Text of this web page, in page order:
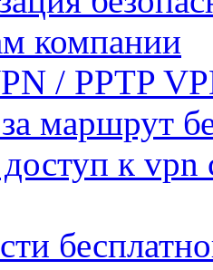
компании
/ PPTP
маршрут
к vpn